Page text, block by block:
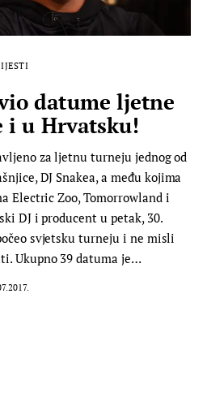
datume ljetne
i u Hrvatsku!
za ljetnu turneju jednog od
DJ Snakea, a među kojima
Electric Zoo, Tomorrowland i
DJ i producent u petak, 30.
svjetsku turneju i ne misli
Ukupno 39 datuma je…